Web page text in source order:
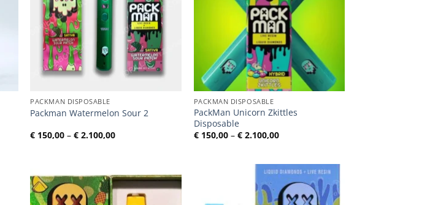
PACKMAN DISPOSABLE
Packman Watermelon Sour 2
€ 150,00 –€ 2.100,00Preisspanne:
PACKMAN DISPOSABLE
PackMan Unicorn Zkittles
Disposable
€150,00 – €2.100,00Preisspanne: